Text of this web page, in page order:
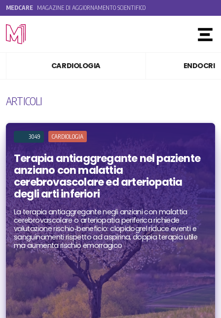
MEDCARE MAGAZINE DI AGGIORNAMENTO SCIENTIFICO
CARDIOLOGIA
ARTICOLI
3049 CARDIOLOGIA
Terapia antiaggregante nel paziente
anziano con malattia
cerebrovascolare ed arteriopatia
degli arti inferiori
La terapia antiaggregante negli anziani con malattia
cerebrovascolare o arteriopatia periferica richiede
valutazione rischio‑beneficio: clopidogrel riduce eventi e
sanguinamenti rispetto ad aspirina, doppia terapia utile
ma aumenta rischio emorragico